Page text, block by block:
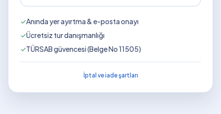
✓Anında yer ayırtma & e-posta onayı
✓Ücretsiz tur danışmanlığı
✓TÜRSAB güvencesi (Belge No 11505)
İptal ve iade şartları